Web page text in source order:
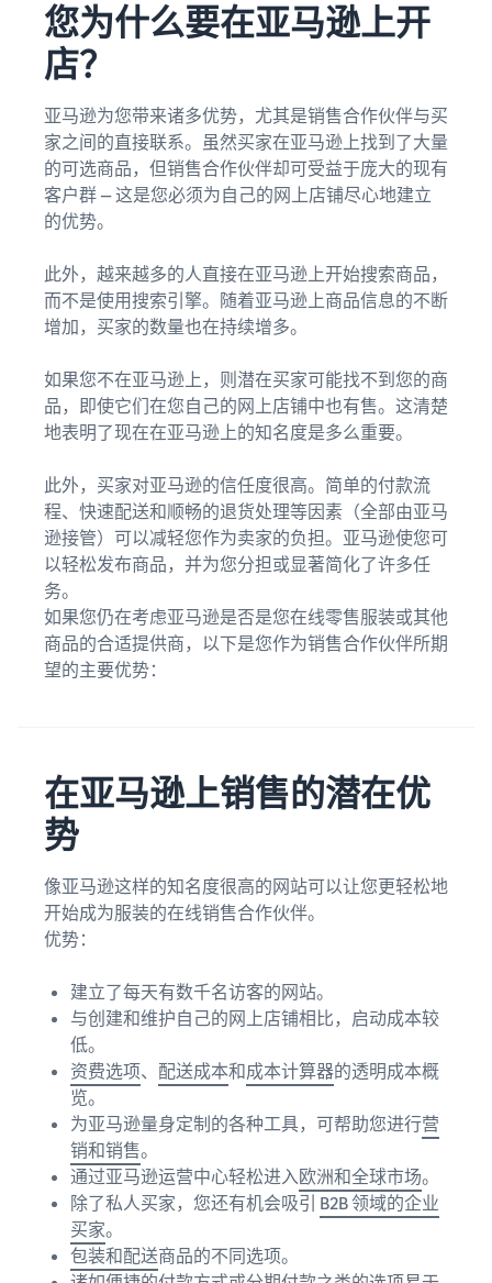
您为什么要在亚马逊上开
店？
亚马逊为您带来诸多优势，尤其是销售合作伙伴与买
家之间的直接联系。虽然买家在亚马逊上找到了大量
的可选商品，但销售合作伙伴却可受益于庞大的现有
客户群 — 这是您必须为自己的网上店铺尽心地建立
的优势。
此外，越来越多的人直接在亚马逊上开始搜索商品，
而不是使用搜索引擎。随着亚马逊上商品信息的不断
增加，买家的数量也在持续增多。
如果您不在亚马逊上，则潜在买家可能找不到您的商
品，即使它们在您自己的网上店铺中也有售。这清楚
地表明了现在在亚马逊上的知名度是多么重要。
此外，买家对亚马逊的信任度很高。简单的付款流
程、快速配送和顺畅的退货处理等因素（全部由亚马
逊接管）可以减轻您作为卖家的负担。亚马逊使您可
以轻松发布商品，并为您分担或显著简化了许多任
务。
如果您仍在考虑亚马逊是否是您在线零售服装或其他
商品的合适提供商，以下是您作为销售合作伙伴所期
望的主要优势：
在亚马逊上销售的潜在优
势
像亚马逊这样的知名度很高的网站可以让您更轻松地
开始成为服装的在线销售合作伙伴。
优势：
建立了每天有数千名访客的网站。
与创建和维护自己的网上店铺相比，启动成本较
低。
资费选项、 配送成本和成本计算器的透明成本概
览。
为亚马逊量身定制的各种工具，可帮助您进行营
销和销售。
通过亚马逊运营中心轻松进入欧洲和全球市场。
除了私人买家，您还有机会吸引 B2B 领域的企业
买家。
包装和配送商品的不同选项。